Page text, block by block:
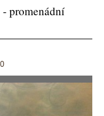
promenádní